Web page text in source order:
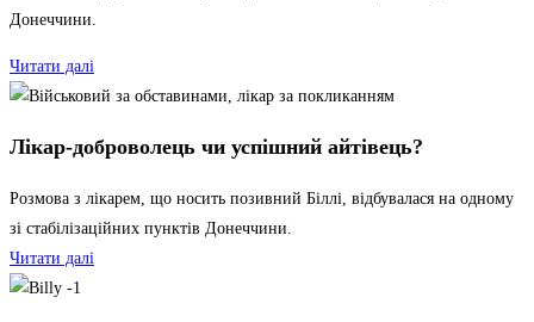
Донеччини.
Читати далі
Лікар-доброволець чи успішний айтівець?
Розмова з лікарем, що носить позивний Біллі, відбувалася на одному
зі стабілізаційних пунктів Донеччини.
Читати далі